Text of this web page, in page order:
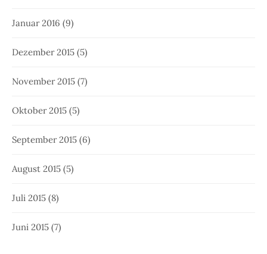
Januar 2016 (9)
Dezember 2015 (5)
November 2015 (7)
Oktober 2015 (5)
September 2015 (6)
August 2015 (5)
Juli 2015 (8)
Juni 2015 (7)